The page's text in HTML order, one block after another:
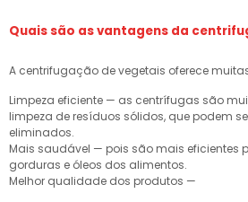
Quais são as vantagens da
A centrifugação de vegetais oferece
Limpeza eficiente — as centrífugas são
limpeza de resíduos sólidos, que podem
eliminados.
Mais saudável — pois são mais eficientes
gorduras e óleos dos alimentos.
Melhor qualidade dos produtos —